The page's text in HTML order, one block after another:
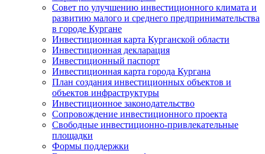
Совет по улучшению инвестиционного климата и
развитию малого и среднего предпринимательства
в городе Кургане
Инвестиционная карта Курганской области
Инвестиционная декларация
Инвестиционный паспорт
Инвестиционная карта города Кургана
План создания инвестиционных объектов и
объектов инфраструктуры
Инвестиционное законодательство
Сопровождение инвестиционного проекта
Свободные инвестиционно-привлекательные
площадки
Формы поддержки